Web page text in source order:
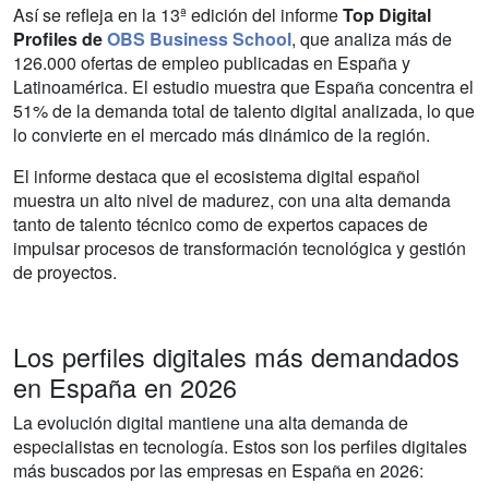
Así se refleja en la 13ª edición del informeTop Digital
Profiles deOBS Business School, que analiza más de
126.000 ofertas de empleo publicadas en España y
Latinoamérica. El estudio muestra que España concentra el
51% de la demanda total de talento digital analizada, lo que
lo convierte en el mercado más dinámico de la región.
El informe destaca que el ecosistema digital español
muestra un alto nivel de madurez, con una alta demanda
tanto de talento técnico como de expertos capaces de
impulsar procesos de transformación tecnológica y gestión
de proyectos.
Los perfiles digitales más demandados
en España en 2026
La evolución digital mantiene una alta demanda de
especialistas en tecnología. Estos son los perfiles digitales
más buscados por las empresas en España en 2026: